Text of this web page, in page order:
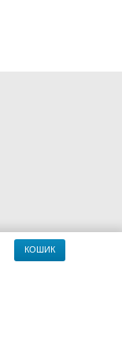
КОШИК